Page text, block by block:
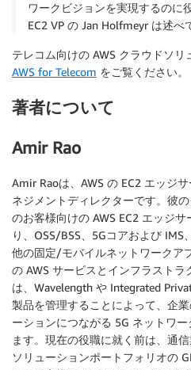
ワークビジョンを実現するのに
EC2 VP の Jan Holfmeyr は述べ
テレコム向けの AWS クラウドソリ
AWS for Telecom をご覧ください。
著者について
Amir Rao
Amir Raoは、AWS の EC2 エッジ
ネジメントディレクターです。彼
のお客様向けの AWS EC2 エッジ
り、OSS/BSS、5Gコアおよび
他の固定/モバイルネットワークア
の AWS サービスとインフラスト
は、Wavelength や Integrated
製品を管理することによって、企
ーションにつながる 5G ネットワ
ます。現在の役職に就く前は、通
ソリューションポートフォリオの